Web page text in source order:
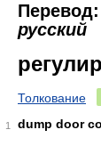
Перевод:
русский
Толкование
1
dump door